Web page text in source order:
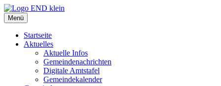
Zum
Inhalt
springen
Menü
Startseite
Aktuelles
Aktuelle Infos
Gemeindenachrichten
Digitale Amtstafel
Gemeindekalender